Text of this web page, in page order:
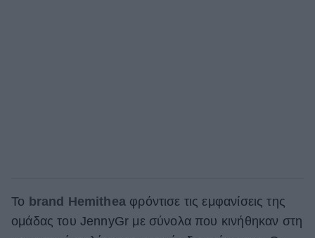
Το brand Hemithea φρόντισε τις εμφανίσεις της
ομάδας του JennyGr με σύνολα που κινήθηκαν στη